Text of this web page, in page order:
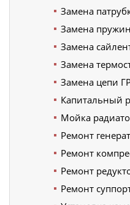
Замена
Замена пружин
Замена
Замена
Замена цепи
Капитальный
Мойка
Ремонт
Ремонт
Ремонт
Ремонт